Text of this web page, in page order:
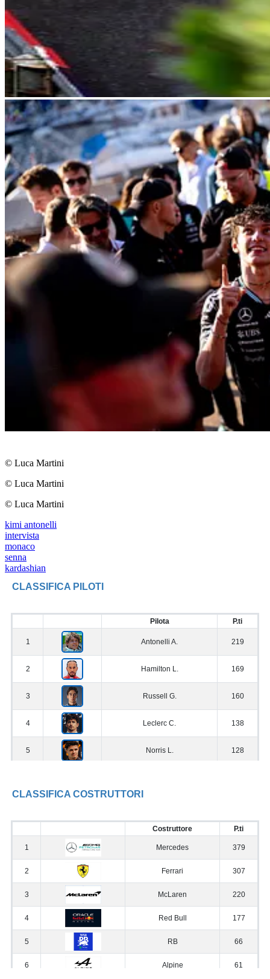
© Luca Martini
© Luca Martini
© Luca Martini
kimi antonelli
intervista
monaco
senna
kardashian